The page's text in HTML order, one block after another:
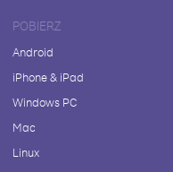
POBIERZ
Android
iPhone & iPad
Windows PC
Mac
Linux